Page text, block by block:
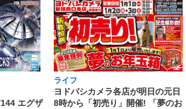
エグザ
ライフ
ヨドバシカメラ各店が明日の元日
8時から「初売り」開催! 「夢のお